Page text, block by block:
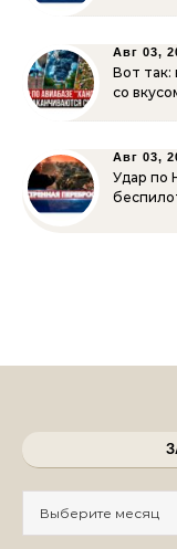
Авг 03,
Вот так:
со
Авг 03,
Удар по